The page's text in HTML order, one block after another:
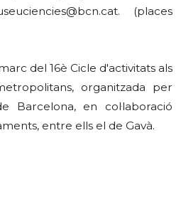
. (places
del 16è Cicle d'activitats als
organitzada per
Barcelona, en col·laboració
entre ells el de Gavà.